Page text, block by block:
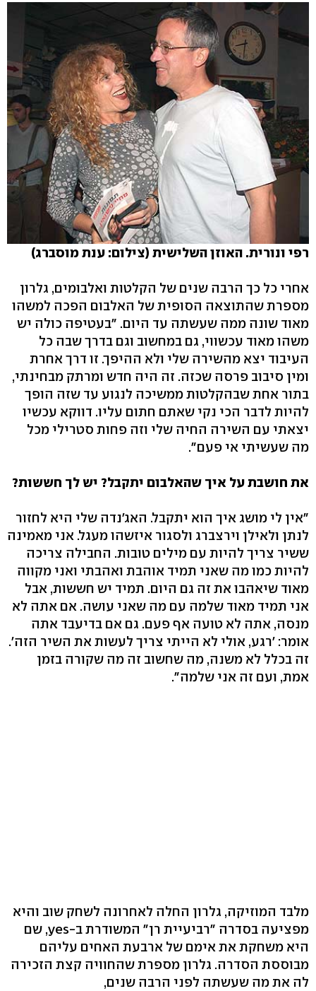
רפי ונורית. האוזן השלישית (צילום: ענת מוסברג)
אחרי כל כך הרבה שנים של הקלטות ואלבומים, גלרון
מספרת שהתוצאה הסופית של האלבום הפכה למשהו
מאוד שונה ממה שעשתה עד היום. "בעטיפה כולה יש
משהו מאוד עכשווי, גם במחשוב וגם בדרך שבה כל
העיבוד יצא מהשירה שלי ולא ההיפך. זו דרך אחרת
ומין סיבוב פרסה שכזה. זה היה חדש ומרתק מבחינתי,
בתור אחת שבהקלטות ממשיכה לנגוע עד שזה הופך
להיות לדבר הכי נקי שאתם חתום עליו. דווקא עכשיו
יצאתי עם השירה החיה שלי וזה פחות סטרילי מכל
מה שעשיתי אי פעם".
את חושבת על איך שהאלבום יתקבל? יש לך חששות?
"אין לי מושג איך הוא יתקבל. האג'נדה שלי היא לחזור
לנתן ולאילן וירצברג ולסגור איזשהו מעגל. אני מאמינה
ששיר צריך להיות עם מילים טובות. החבילה צריכה
להיות כמו מה שאני תמיד אוהבת ואהבתי ואני מקווה
מאוד שיאהבו את זה גם היום. תמיד יש חששות, אבל
אני תמיד מאוד שלמה עם מה שאני עושה. אם אתה לא
מנסה, אתה לא טועה אף פעם. גם אם בדיעבד אתה
אומר: 'רגע, אולי לא הייתי צריך לעשות את השיר הזה'.
זה בכלל לא משנה, מה שחשוב זה מה שקורה בזמן
אמת, ועם זה אני שלמה".
מלבד המוזיקה, גלרון החלה לאחרונה לשחק שוב והיא
מפציעה בסדרה "רביעיית רן" המשודרת ב-yes, שם
היא משחקת את אימם של ארבעת האחים עליהם
מבוססת הסדרה. גלרון מספרת שהחוויה קצת הזכירה
לה את מה שעשתה לפני הרבה שנים,